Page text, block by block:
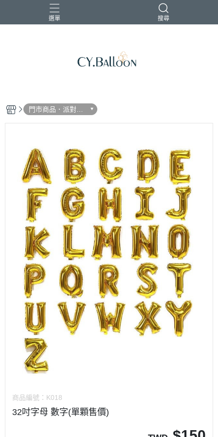
選單 搜尋
門市商品．派對道
具
商品編號： K018
32吋字母 數字(單顆售價)